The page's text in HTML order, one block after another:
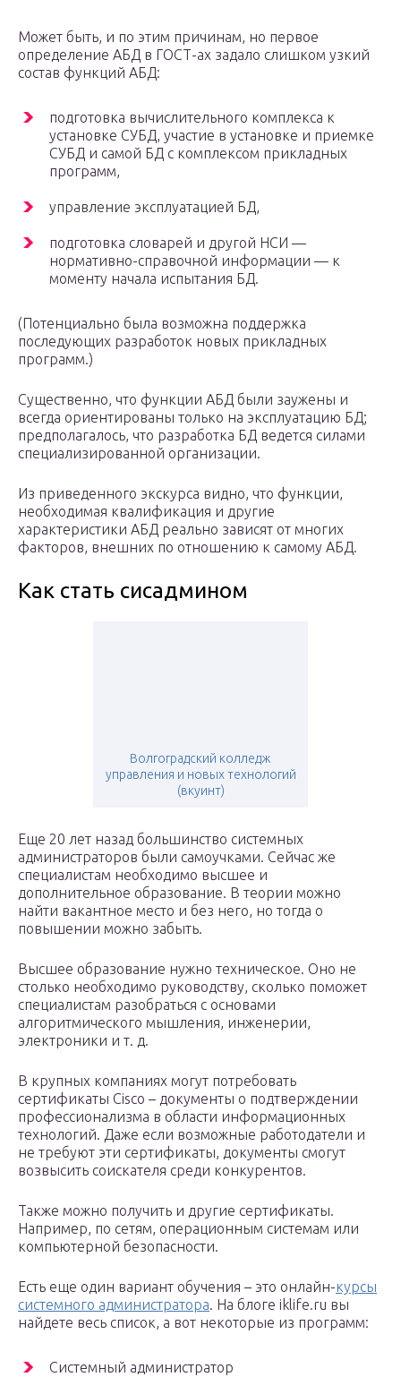
Может быть, и по этим причинам, но первое
определение АБД в ГОСТ-ах задало слишком узкий
состав функций АБД:
подготовка вычислительного комплекса к
установке СУБД, участие в установке и приемке
СУБД и самой БД с комплексом прикладных
программ,
управление эксплуатацией БД,
подготовка словарей и другой НСИ —
нормативно-справочной информации — к
моменту начала испытания БД.
(Потенциально была возможна поддержка
последующих разработок новых прикладных
программ.)
Существенно, что функции АБД были заужены и
всегда ориентированы только на эксплуатацию БД;
предполагалось, что разработка БД ведется силами
специализированной организации.
Из приведенного экскурса видно, что функции,
необходимая квалификация и другие
характеристики АБД реально зависят от многих
факторов, внешних по отношению к самому АБД.
Как стать сисадмином
Волгоградский колледж
управления и новых технологий
(вкуинт)
Еще 20 лет назад большинство системных
администраторов были самоучками. Сейчас же
специалистам необходимо высшее и
дополнительное образование. В теории можно
найти вакантное место и без него, но тогда о
повышении можно забыть.
Высшее образование нужно техническое. Оно не
столько необходимо руководству, сколько поможет
специалистам разобраться с основами
алгоритмического мышления, инженерии,
электроники и т. д.
В крупных компаниях могут потребовать
сертификаты Cisco – документы о подтверждении
профессионализма в области информационных
технологий. Даже если возможные работодатели и
не требуют эти сертификаты, документы смогут
возвысить соискателя среди конкурентов.
Также можно получить и другие сертификаты.
Например, по сетям, операционным системам или
компьютерной безопасности.
Есть еще один вариант обучения – это онлайн-курсы
системного администратора. На блоге iklife.ru вы
найдете весь список, а вот некоторые из программ:
Системный администратор